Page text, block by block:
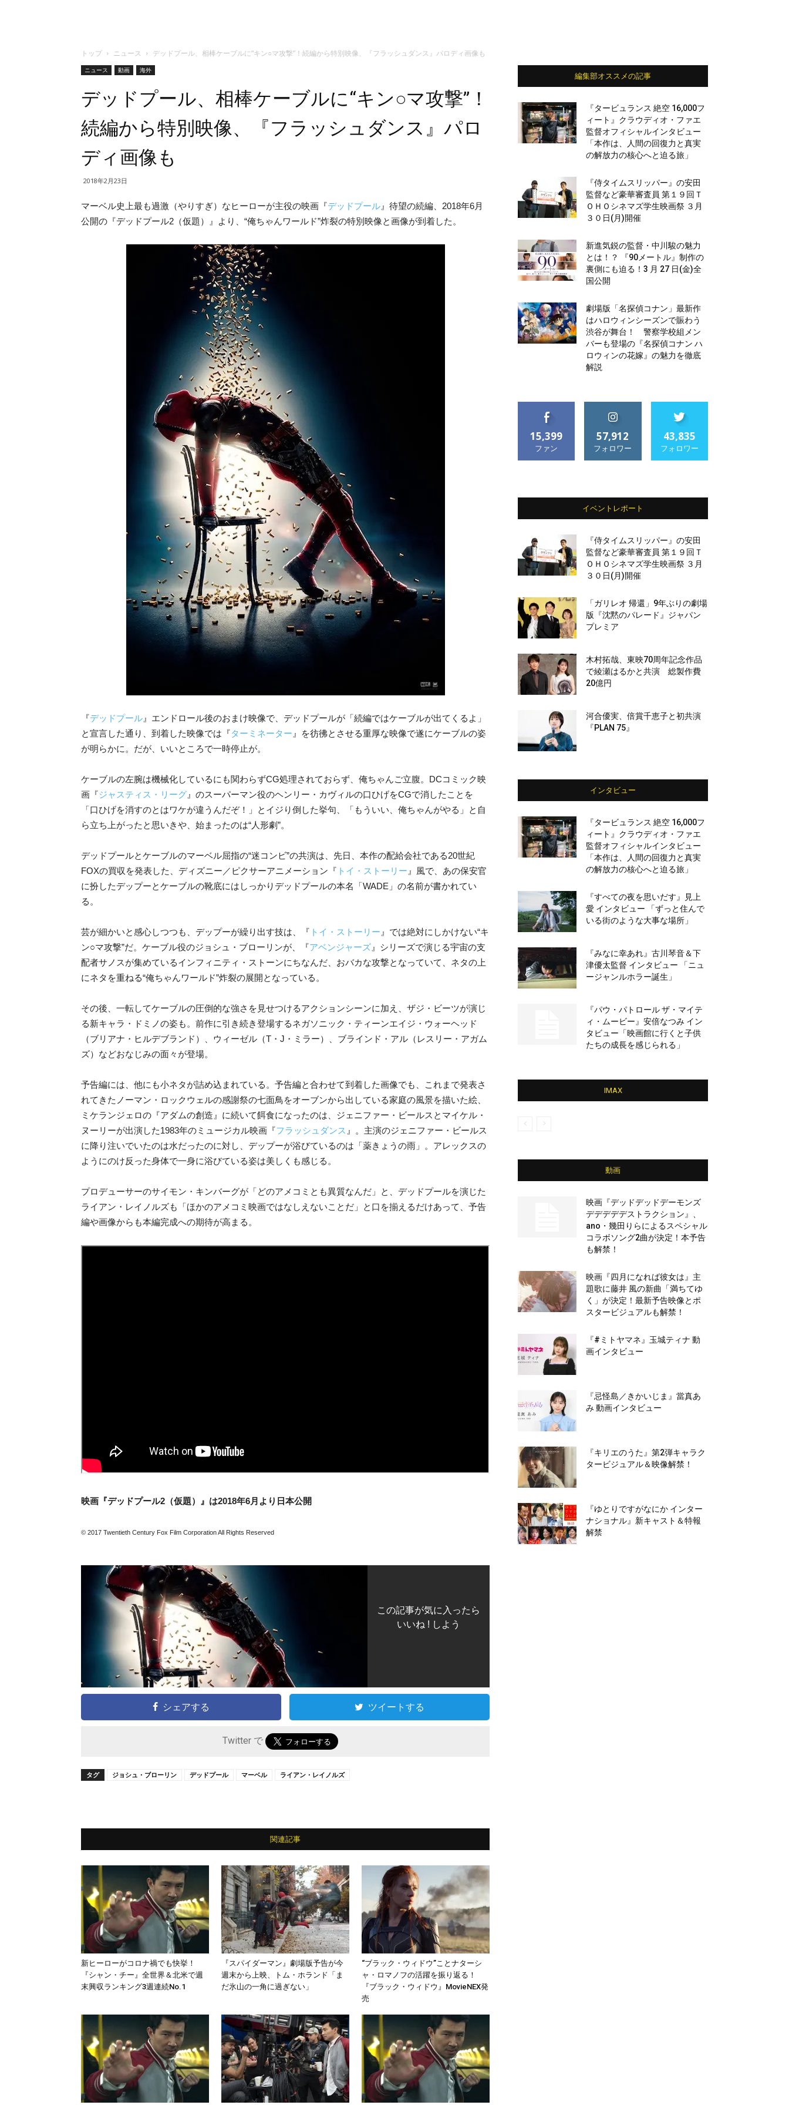
トップ ニュース デッドプール、相棒ケーブルに“キン○マ攻撃”！続編から特別映像、『フラッシュダンス』パロディ画像も
ニュース 動画 海外
デッドプール、相棒ケーブルに“キン○マ攻撃”！
続編から特別映像、『フラッシュダンス』パロ
ディ画像も
2018年2月23日
マーベル史上最も過激（やりすぎ）なヒーローが主役の映画『デッドプール 』待望の続編、2018年6月
公開の『デッドプール2（仮題）』より、“俺ちゃんワールド”炸裂の特別映像と画像が到着した。
『デッドプール 』エンドロール後のおまけ映像で、デッドプールが「続編ではケーブルが出てくるよ」
と宣言した通り、到着した映像では『ターミネーター 』を彷彿とさせる重厚な映像で遂にケーブルの姿
が明らかに。だが、いいところで一時停止が。
ケーブルの左腕は機械化しているにも関わらずCG処理されておらず、俺ちゃんご立腹。DCコミック映
画『ジャスティス・リーグ 』のスーパーマン役のヘンリー・カヴィルの口ひげをCGで消したことを
「口ひげを消すのとはワケが違うんだぞ！」とイジり倒した挙句、「もういい、俺ちゃんがやる」と自
ら立ち上がったと思いきや、始まったのは“人形劇”。
デッドプールとケーブルのマーベル屈指の“迷コンビ”の共演は、先日、本作の配給会社である20世紀
FOXの買収を発表した、ディズニー／ピクサーアニメーション『 トイ・ストーリー 』風で、あの保安官
に扮したデップーとケーブルの靴底にはしっかりデッドプールの本名「WADE」の名前が書かれてい
る。
芸が細かいと感心しつつも、デップーが繰り出す技は、『 トイ・ストーリー 』では絶対にしかけない“キ
ン○マ攻撃”だ。ケーブル役のジョシュ・ブローリンが、『アベンジャーズ 』シリーズで演じる宇宙の支
配者サノスが集めているインフィニティ・ストーンにちなんだ、おバカな攻撃となっていて、ネタの上
にネタを重ねる“俺ちゃんワールド”炸裂の展開となっている。
その後、一転してケーブルの圧倒的な強さを見せつけるアクションシーンに加え、ザジ・ビーツが演じ
る新キャラ・ドミノの姿も。前作に引き続き登場するネガソニック・ティーンエイジ・ウォーヘッド
（ブリアナ・ヒルデブランド）、ウィーゼル（T・J・ミラー）、ブラインド・アル（レスリー・アガム
ズ）などおなじみの面々が登場。
予告編には、他にも小ネタが詰め込まれている。予告編と合わせて到着した画像でも、これまで発表さ
れてきたノーマン・ロックウェルの感謝祭の七面鳥をオーブンから出している家庭の風景を描いた絵、
ミケランジェロの『アダムの創造』に続いて餌食になったのは、ジェニファー・ビールスとマイケル・
ヌーリーが出演した1983年のミュージカル映画『フラッシュダンス 』。主演のジェニファー・ビールス
に降り注いでいたのは水だったのに対し、デップーが浴びているのは「薬きょうの雨」。アレックスの
ようにのけ反った身体で一身に浴びている姿は美しくも感じる。
プロデューサーのサイモン・キンバーグが「どのアメコミとも異質なんだ」と、デッドプールを演じた
ライアン・レイノルズも「ほかのアメコミ映画ではなしえないことだ」と口を揃えるだけあって、予告
編や画像からも本編完成への期待が高まる。
映画『デッドプール2（仮題）』は2018年6月より日本公開
© 2017 Twentieth Century Fox Film Corporation All Rights Reserved
この記事が気に入ったら
いいね ! しよう
シェアする ツイートする
Twitter で
タグ ジョシュ・ブローリン デッドプール マーベル ライアン・レイノルズ
関連記事
新ヒーローがコロナ禍でも快挙！
『シャン・チー』全世界＆北米で週
末興収ランキング3週連続No.1
『スパイダーマン』劇場版予告が今
週末から上映、トム・ホランド「ま
だ氷山の一角に過ぎない」
“ブラック・ウィドウ”ことナターシ
ャ・ロマノフの活躍を振り返る！
『ブラック・ウィドウ』MovieNEX発
売
編集部オススメの記事
『タービュランス 絶空 16,000フ
ィート』クラウディオ・ファエ
監督オフィシャルインタビュー
「本作は、人間の回復力と真実
の解放力の核心へと迫る旅」
『侍タイムスリッパー』の安田
監督など豪華審査員 第１９回Ｔ
ＯＨＯシネマズ学生映画祭 ３月
３０日(月)開催
新進気鋭の監督・中川駿の魅力
とは！？ 『90メートル』制作の
裏側にも迫る！3 月 27 日(金)全
国公開
劇場版「名探偵コナン」最新作
はハロウィンシーズンで賑わう
渋谷が舞台！ 警察学校組メン
バーも登場の『名探偵コナン ハ
ロウィンの花嫁』の魅力を徹底
解説
15,399
ファン
57,912
フォロワー
43,835
フォロワー
イベントレポート
『侍タイムスリッパー』の安田
監督など豪華審査員 第１９回Ｔ
ＯＨＯシネマズ学生映画祭 ３月
３０日(月)開催
「ガリレオ 帰還」9年ぶりの劇場
版『沈黙のパレード』ジャパン
プレミア
木村拓哉、東映70周年記念作品
で綾瀬はるかと共演 総製作費
20億円
河合優実、倍賞千恵子と初共演
『PLAN 75』
インタビュー
『タービュランス 絶空 16,000フ
ィート』クラウディオ・ファエ
監督オフィシャルインタビュー
「本作は、人間の回復力と真実
の解放力の核心へと迫る旅」
『すべての夜を思いだす』見上
愛 インタビュー 「ずっと住んで
いる街のような大事な場所」
『みなに幸あれ』古川琴音＆下
津優太監督 インタビュー 「ニュ
ージャンルホラー誕生」
『パウ・パトロール ザ・マイテ
ィ・ムービー』安倍なつみ イン
タビュー「映画館に行くと子供
たちの成長を感じられる」
IMAX
動画
映画『デッドデッドデーモンズ
デデデデデストラクション』、
ano・幾田りらによるスペシャル
コラボソング2曲が決定！本予告
も解禁！
映画『四月になれば彼女は』主
題歌に藤井 風の新曲「満ちてゆ
く」が決定！最新予告映像とポ
スタービジュアルも解禁！
『#ミトヤマネ』玉城ティナ 動
画インタビュー
『忌怪島／きかいじま』當真あ
み 動画インタビュー
『キリエのうた』第2弾キャラク
タービジュアル＆映像解禁！
『ゆとりですがなにか インター
ナショナル』新キャスト＆特報
解禁